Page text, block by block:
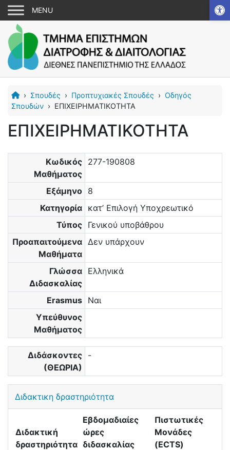
› Σπουδές › Προπτυχιακές Σπουδές › Οδηγός
Σπουδών › ΕΠΙΧΕΙΡΗΜΑΤΙΚΟΤΗΤΑ
ΕΠΙΧΕΙΡΗΜΑΤΙΚΟΤΗΤΑ
Κωδικός
Μαθήματος
277-190808
Εξάμηνο 8
Κατηγορία κατ’ Επιλογή Υποχρεωτικό
Τύπος Γενικού υποβάθρου
Προαπαιτούμενα
Μαθήματα
Δεν υπάρχουν
Γλώσσα
Διδασκαλίας
Ελληνικά
Erasmus Ναι
Υπεύθυνος
Μαθήματος
Διδάσκοντες
(ΘΕΩΡΙΑ)
-
Διδακτικη δραστηριότητα
Διδακτική
δραστηριότητα
Εβδομαδιαίες
ώρες
διδασκαλίας
Πιστωτικές
Μονάδες
(ECTS)